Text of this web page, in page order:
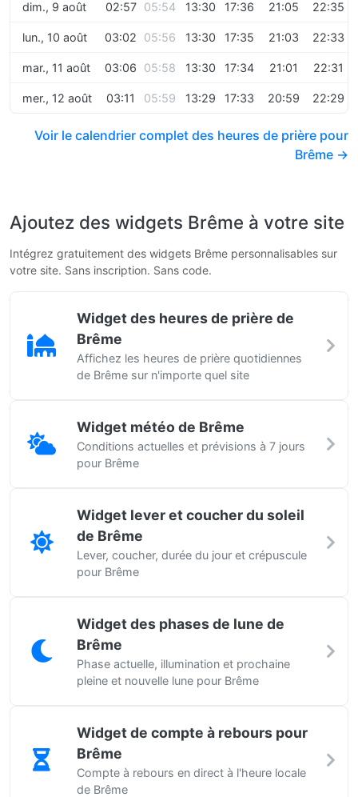
dim., 9 août 02:57 05:54 13:30 17:36 21:05 22:35
lun., 10 août 03:02 05:56 13:30 17:35 21:03 22:33
mar., 11 août 03:06 05:58 13:30 17:34 21:01 22:31
mer., 12 août 03:11 05:59 13:29 17:33 20:59 22:29
Voir le calendrier complet des heures de prière pour
Brême →
Ajoutez des widgets Brême à votre site
Intégrez gratuitement des widgets Brême personnalisables sur
votre site. Sans inscription. Sans code.
Widget des heures de prière de
Brême
Affichez les heures de prière quotidiennes
de Brême sur n'importe quel site
Widget météo de Brême
Conditions actuelles et prévisions à 7 jours
pour Brême
Widget lever et coucher du soleil
de Brême
Lever, coucher, durée du jour et crépuscule
pour Brême
Widget des phases de lune de
Brême
Phase actuelle, illumination et prochaine
pleine et nouvelle lune pour Brême
Widget de compte à rebours pour
Brême
Compte à rebours en direct à l'heure locale
de Brême